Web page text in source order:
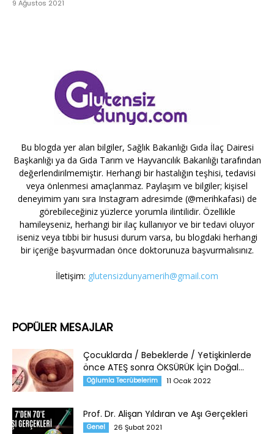
9 Ağustos 2021
Bu blogda yer alan bilgiler, Sağlık Bakanlığı Gıda İlaç Dairesi
Başkanlığı ya da Gıda Tarım ve Hayvancılık Bakanlığı tarafından
değerlendirilmemiştir. Herhangi bir hastalığın teşhisi, tedavisi
veya önlenmesi amaçlanmaz. Paylaşım ve bilgiler; kişisel
deneyimim yanı sıra Instagram adresimde (@merihkafasi) de
görebileceğiniz yüzlerce yorumla ilintilidir. Özellikle
hamileyseniz, herhangi bir ilaç kullanıyor ve bir tedavi oluyor
iseniz veya tıbbi bir hususi durum varsa, bu blogdaki herhangi
bir içeriğe başvurmadan önce doktorunuza başvurmalısınız.
İletişim: glutensizdunyamerih@gmail.com
POPÜLER MESAJLAR
Çocuklarda / Bebeklerde / Yetişkinlerde
önce ATEŞ sonra ÖKSÜRÜK İçin Doğal...
Oğlumla Tecrübelerim 11 Ocak 2022
Prof. Dr. Alişan Yıldıran ve Aşı Gerçekleri
Genel 26 Şubat 2021